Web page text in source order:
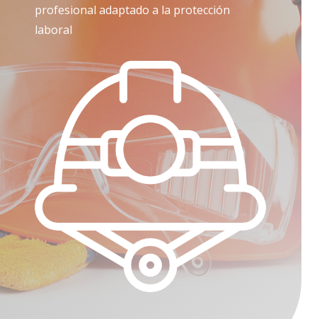
profesional adaptado a la protección
laboral